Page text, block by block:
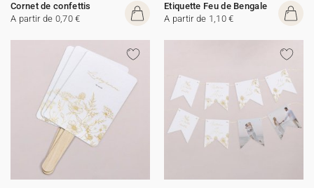
Cornet de confettis
A partir de 0,70 €
Etiquette Feu de Bengale
A partir de 1,10 €